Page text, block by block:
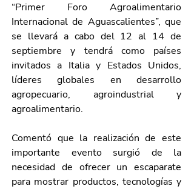
“Primer Foro Agroalimentario
Internacional de Aguascalientes”, que
se llevará a cabo del 12 al 14 de
septiembre y tendrá como países
invitados a Italia y Estados Unidos,
líderes globales en desarrollo
agropecuario, agroindustrial y
agroalimentario.
Comentó que la realización de este
importante evento surgió de la
necesidad de ofrecer un escaparate
para mostrar productos, tecnologías y